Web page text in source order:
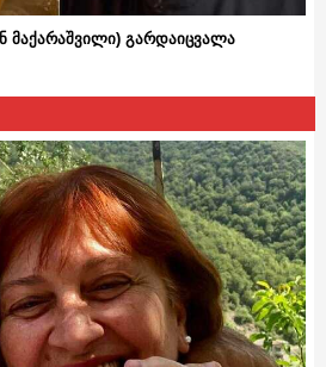
მაქარაშვილი) გარდაიცვალა